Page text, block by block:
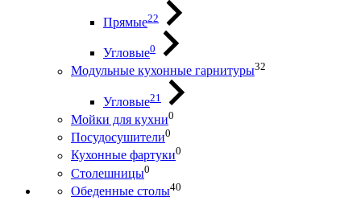
Прямые22
Угловые0
Модульные кухонные гарнитуры32
Угловые21
Мойки для кухни0
Посудосушители0
Кухонные фартуки0
Столешницы0
Обеденные столы40